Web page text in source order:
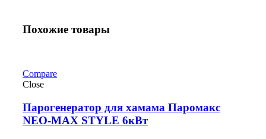
Похожие товары
Compare
Close
Парогенератор для хамама Паромакс
NEO-MAX STYLE 6кВт